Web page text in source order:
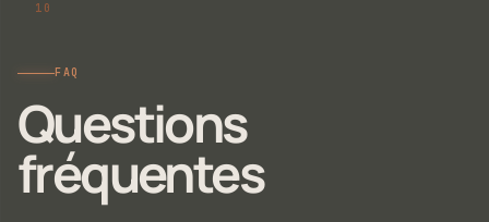
FAQ
Questions
fréquentes